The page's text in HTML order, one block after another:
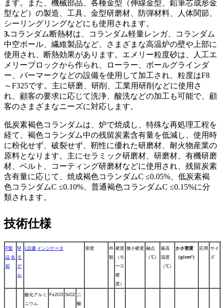
ます。また、機械部品、各種金型（伸線金型、鉛筆芯成形金
型など）の製造、工具、金型研磨材、防弾材料、人体関節、
シーリングリングなどにも使用されます。
3.コランダム断熱材は、コランダム軽量レンガ、コランダム
中空ボール、繊維製品など、さまざまな高温炉の壁や上部に
使用され、断熱効果があります。エメリー粒度砂は、人工エ
メリーブロックから作られ、ローラー、ボールグラインダ
ー、バーマークなどの設備を使用して加工され、粒度はF8
～F325です。主に研磨、研削、工業用研削などに使用さ
れ、顧客の要求に応じて洗浄、酸洗などの加工も可能で、顧
客のさまざまなニーズに対応します。
低炭素褐色コランダムは、炉で焼成し、特殊な再処理工程を
経て、褐色コランダム中の残留炭素含有量を低減し、使用時
に粉化せず、破裂せず、靭性に優れた研磨材、耐火物産業の
原料となります。主にセラミック研磨材、研磨材、有機研磨
材、ベルト、コーティング研磨材などに使用され、残留炭素
含有量に応じて、焼成褐色コランダムC ≤0.05%、低炭素褐
色コランダムC ≤0.10%、普通褐色コランダムC ≤0.15%に分
類されます。
技術仕様
P製
品 名
前
M
モ
デ
ル
読書 インジケータ 密度
外
観
硬度
（モ
ース
硬
度）
微小硬度 融点
（℃）
最高
温度
（℃）
かさ密度
（g/cm³）
応用 サイ
ズ
酸化アルミ
ニウム
Fe2O3 SiO2 二
酸